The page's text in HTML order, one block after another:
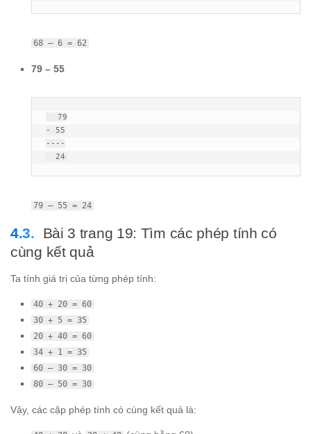
68 – 6 = 62
79 – 55
- 55
----
  24
79 – 55 = 24
Bài 3 trang 19: Tìm các phép tính có
cùng kết quả
Ta tính giá trị của từng phép tính:
40 + 20 = 60
30 + 5 = 35
20 + 40 = 60
34 + 1 = 35
60 – 30 = 30
80 – 50 = 30
Vậy, các cặp phép tính có cùng kết quả là: